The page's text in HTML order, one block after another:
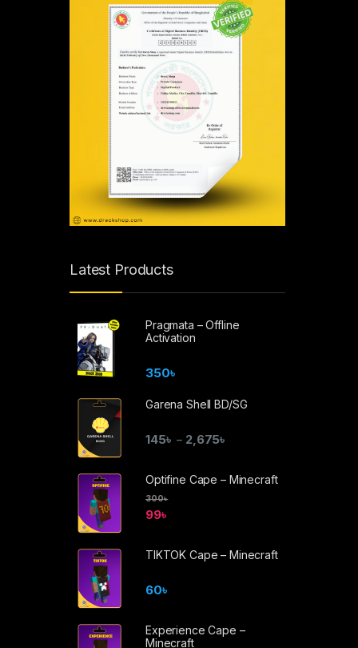
Latest Products
Pragmata – Offline
Activation
350৳
Garena Shell BD/SG
145৳ – 2,675৳
Optifine Cape – Minecraft
99৳
300৳
TIKTOK Cape – Minecraft
60৳
Experience Cape –
Minecraft